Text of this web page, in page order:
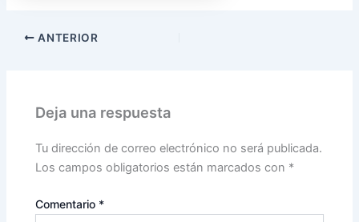
ANTERIOR
Deja una respuesta
Tu dirección de correo electrónico no será publicada.
Los campos obligatorios están marcados con *
Comentario *